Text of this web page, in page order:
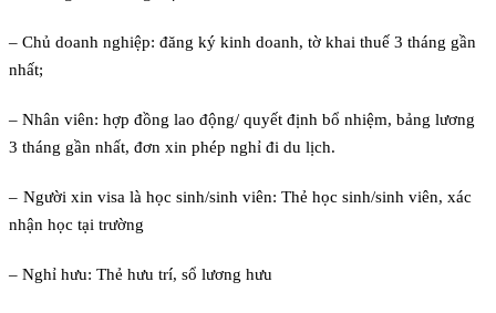
– Chủ doanh nghiệp: đăng ký kinh doanh, tờ khai thuế 3 tháng gần
nhất;
– Nhân viên: hợp đồng lao động/ quyết định bổ nhiệm, bảng lương
3 tháng gần nhất, đơn xin phép nghỉ đi du lịch.
– Người xin visa là học sinh/sinh viên: Thẻ học sinh/sinh viên, xác
nhận học tại trường
– Nghỉ hưu: Thẻ hưu trí, sổ lương hưu